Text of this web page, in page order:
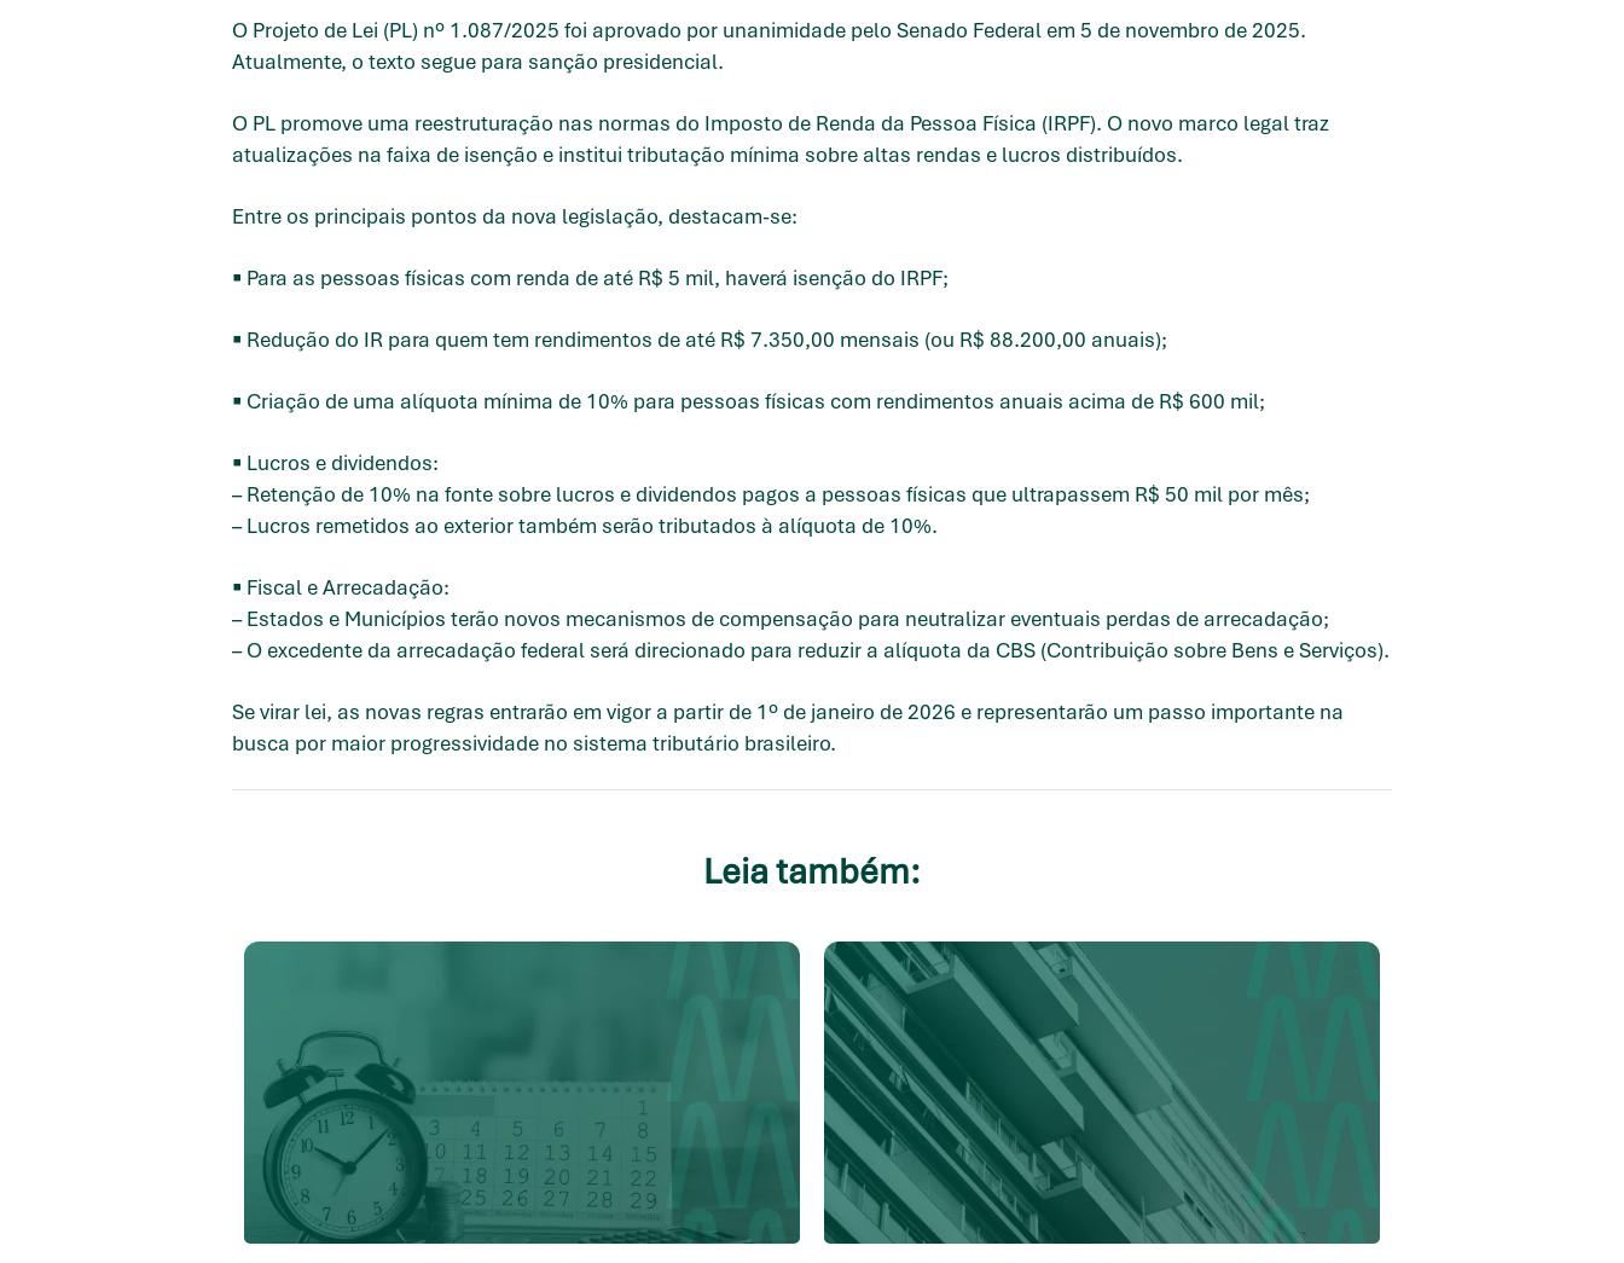
O Projeto de Lei (PL) nº 1.087/2025 foi aprovado por unanimidade pelo Senado Federal em 5 de novembro de 2025.
Atualmente, o texto segue para sanção presidencial.
O PL promove uma reestruturação nas normas do Imposto de Renda da Pessoa Física (IRPF). O novo marco legal traz
atualizações na faixa de isenção e institui tributação mínima sobre altas rendas e lucros distribuídos.
Entre os principais pontos da nova legislação, destacam-se:
▪️ Para as pessoas físicas com renda de até R$ 5 mil, haverá isenção do IRPF;
▪️ Redução do IR para quem tem rendimentos de até R$ 7.350,00 mensais (ou R$ 88.200,00 anuais);
▪️ Criação de uma alíquota mínima de 10% para pessoas físicas com rendimentos anuais acima de R$ 600 mil;
▪️ Lucros e dividendos:
– Retenção de 10% na fonte sobre lucros e dividendos pagos a pessoas físicas que ultrapassem R$ 50 mil por mês;
– Lucros remetidos ao exterior também serão tributados à alíquota de 10%.
▪️ Fiscal e Arrecadação:
– Estados e Municípios terão novos mecanismos de compensação para neutralizar eventuais perdas de arrecadação;
– O excedente da arrecadação federal será direcionado para reduzir a alíquota da CBS (Contribuição sobre Bens e Serviços).
Se virar lei, as novas regras entrarão em vigor a partir de 1º de janeiro de 2026 e representarão um passo importante na
busca por maior progressividade no sistema tributário brasileiro.
Leia também: